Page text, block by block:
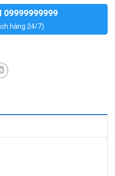
09999999999
hàng 24/7)